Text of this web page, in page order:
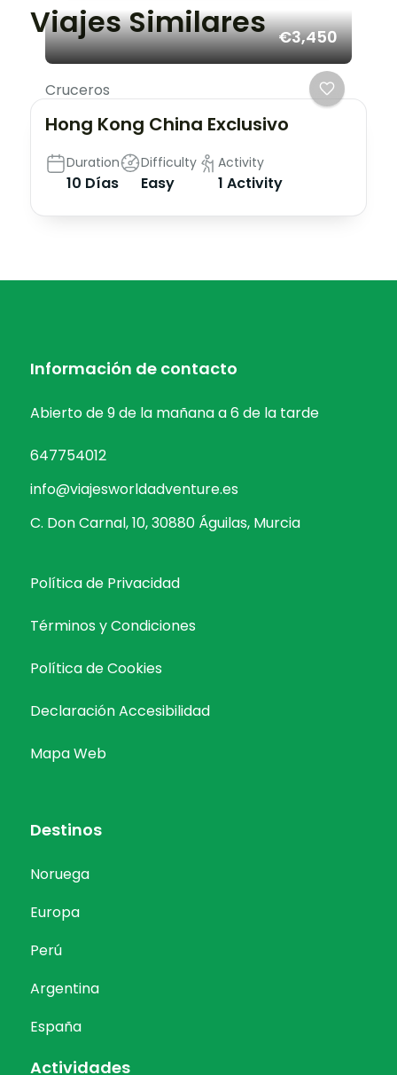
Viajes Similares €3,450
Cruceros
Hong Kong China Exclusivo
Duration
10 Días
Difficulty
Easy
Activity
1 Activity
Información de contacto
Abierto de 9 de la mañana a 6 de la tarde
647754012
info@viajesworldadventure.es
C. Don Carnal, 10, 30880 Águilas, Murcia
Política de Privacidad
Términos y Condiciones
Política de Cookies
Declaración Accesibilidad
Mapa Web
Destinos
Noruega
Europa
Perú
Argentina
España
Actividades